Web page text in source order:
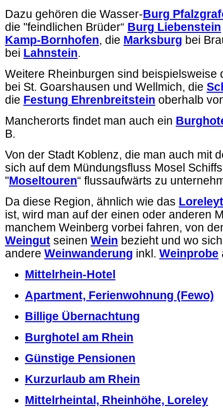
Dazu gehören die Wasser-Burg
die "feindlichen Brüder“ Burg Liebenstein
Kamp-Bornhofen, die Marksburg bei
bei Lahnstein.
Weitere Rheinburgen sind beispielsweise
bei St. Goarshausen und Wellmich, die
die Festung Ehrenbreitstein oberhalb
Mancherorts findet man auch ein
B.
Von der Stadt Koblenz, die man auch mit
sich auf dem Mündungsfluss Mosel
"Moseltouren“ flussaufwärts zu
Da diese Region, ähnlich wie das
ist, wird man auf der einen oder anderen
manchem Weinberg vorbei fahren, von
Weingut seinen Wein bezieht und wo
andere Weinwanderung inkl. Weinprobe
Mittelrhein-Hotel
Apartment, Ferienwohnung (Fewo)
Billige Übernachtung
Burghotel am Rhein
Günstige Pensionen
Kurzurlaub am Rhein
Mittelrheintal, Rheinhöhe, Loreley